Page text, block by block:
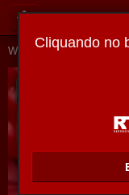
Webcams ao Vivo
Desconectado
Cliquando no